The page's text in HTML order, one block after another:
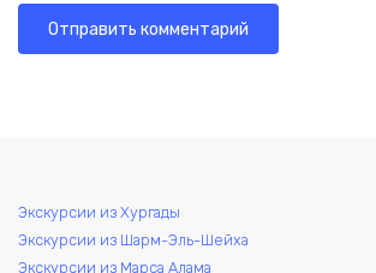
Экскурсии из Хургады
Экскурсии из Шарм-Эль-Шейха
Экскурсии из Марса Алама